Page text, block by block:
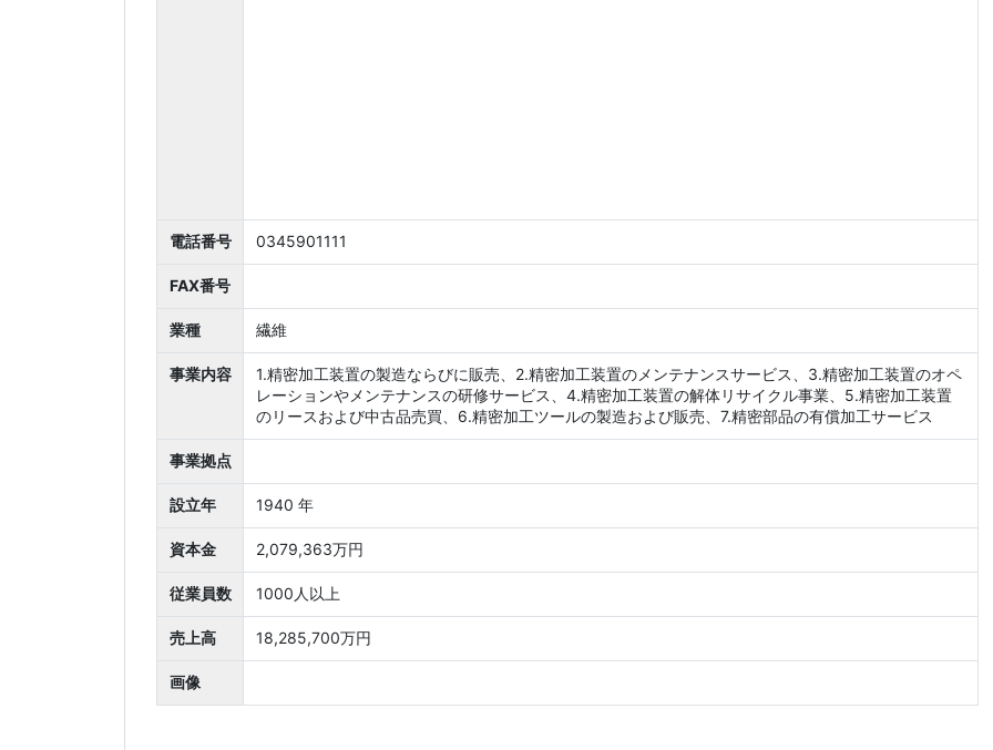
電話番号 0345901111
FAX番号
業種 繊維
事業内容
1.精密加工装置の製造ならびに販売、2.精密加工装置のメンテナンスサービス、3.精密加工装置のオペ
レーションやメンテナンスの研修サービス、4.精密加工装置の解体リサイクル事業、5.精密加工装置
のリースおよび中古品売買、6.精密加工ツールの製造および販売、7.精密部品の有償加工サービス
事業拠点
設立年 1940 年
資本金 2,079,363万円
従業員数 1000人以上
売上高 18,285,700万円
画像